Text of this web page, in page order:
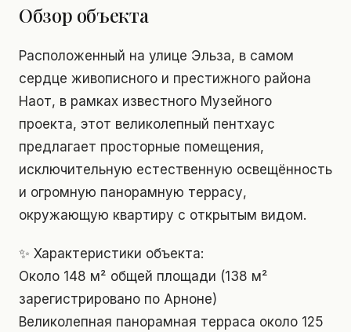
Обзор объекта
Расположенный на улице Эльза, в самом
сердце живописного и престижного района
Наот, в рамках известного Музейного
проекта, этот великолепный пентхаус
предлагает просторные помещения,
исключительную естественную освещённость
и огромную панорамную террасу,
окружающую квартиру с открытым видом.
✨ Характеристики объекта:
Около 148 м² общей площади (138 м²
зарегистрировано по Арноне)
Великолепная панорамная терраса около 125